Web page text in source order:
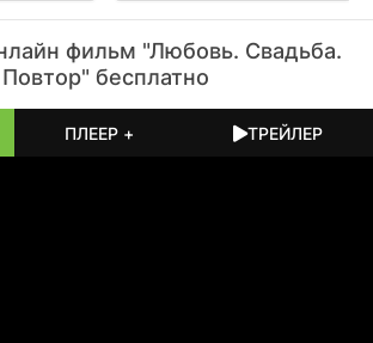
фильм "Любовь. Свадьба.
Повтор" бесплатно
ПЛЕЕР + ТРЕЙЛЕР